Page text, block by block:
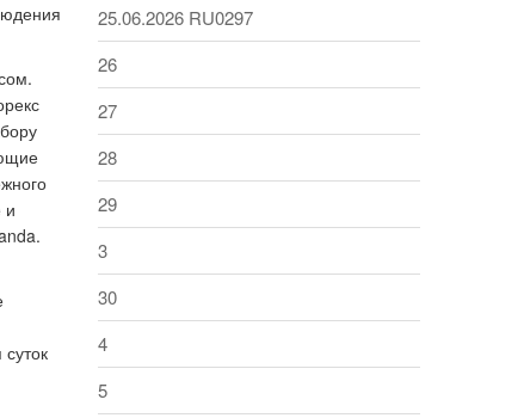
и
25.06.2026 RU0297
26
27
28
29
3
30
4
5